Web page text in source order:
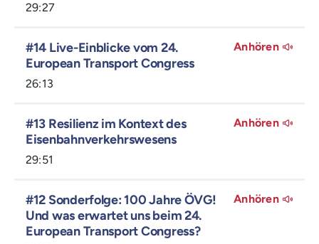
29:27
#14 Live-Einblicke vom 24.
European Transport Congress
26:13
Anhören
#13 Resilienz im Kontext des
Eisenbahnverkehrswesens
29:51
Anhören
#12 Sonderfolge: 100 Jahre ÖVG!
Und was erwartet uns beim 24.
European Transport Congress?
Anhören